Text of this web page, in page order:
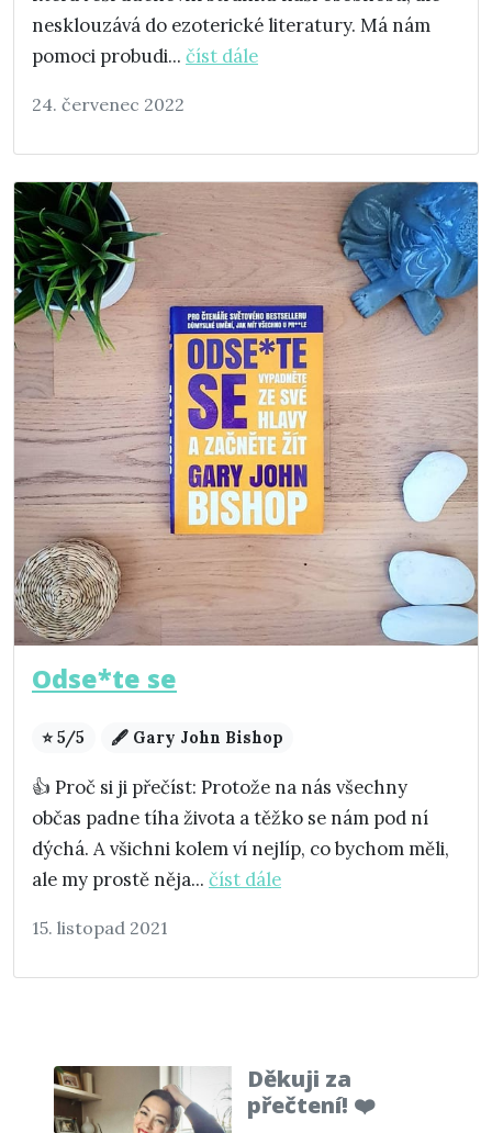
nesklouzává do ezoterické literatury. Má nám
pomoci probudi... číst dále
24. červenec 2022
Odse*te se
⭐ 5/5 🖋️ Gary John Bishop
👍 Proč si ji přečíst: Protože na nás všechny
občas padne tíha života a těžko se nám pod ní
dýchá. A všichni kolem ví nejlíp, co bychom měli,
ale my prostě něja... číst dále
15. listopad 2021
Děkuji za
přečtení! ❤️